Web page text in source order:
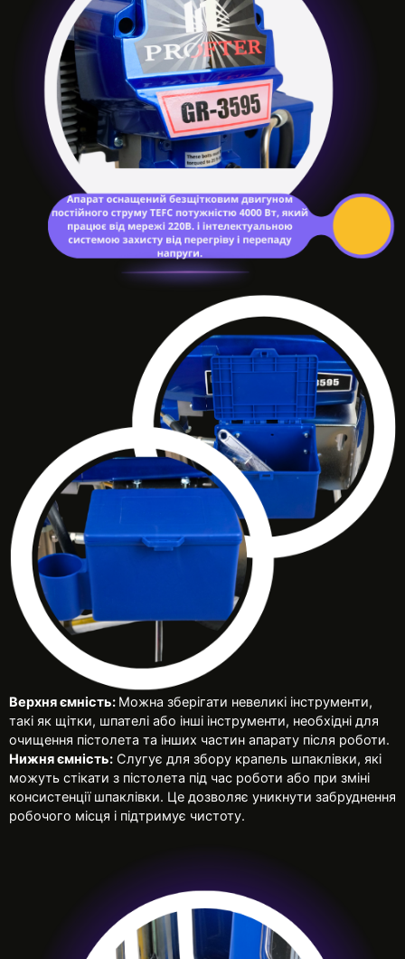
Верхня ємність: Можна зберігати невеликі інструменти,
такі як щітки, шпателі або інші інструменти, необхідні для
очищення пістолета та інших частин апарату після роботи.
Нижня ємність: Слугує для збору крапель шпаклівки, які
можуть стікати з пістолета під час роботи або при зміні
консистенції шпаклівки. Це дозволяє уникнути забруднення
робочого місця і підтримує чистоту.